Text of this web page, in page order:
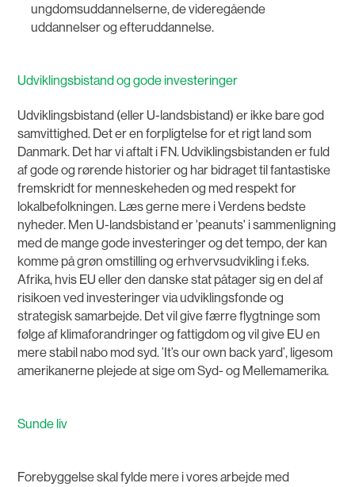
ungdomsuddannelserne, de videregående
uddannelser og efteruddannelse.
Udviklingsbistand og gode investeringer
Udviklingsbistand (eller U-landsbistand) er ikke bare god
samvittighed. Det er en forpligtelse for et rigt land som
Danmark. Det har vi aftalt i FN. Udviklingsbistanden er fuld
af gode og rørende historier og har bidraget til fantastiske
fremskridt for menneskeheden og med respekt for
lokalbefolkningen. Læs gerne mere i Verdens bedste
nyheder. Men U-landsbistand er 'peanuts' i sammenligning
med de mange gode investeringer og det tempo, der kan
komme på grøn omstilling og erhvervsudvikling i f.eks.
Afrika, hvis EU eller den danske stat påtager sig en del af
risikoen ved investeringer via udviklingsfonde og
strategisk samarbejde. Det vil give færre flygtninge som
følge af klimaforandringer og fattigdom og vil give EU en
mere stabil nabo mod syd. ’It’s our own back yard’, ligesom
amerikanerne plejede at sige om Syd- og Mellemamerika.
Sunde liv
Forebyggelse skal fylde mere i vores arbejde med